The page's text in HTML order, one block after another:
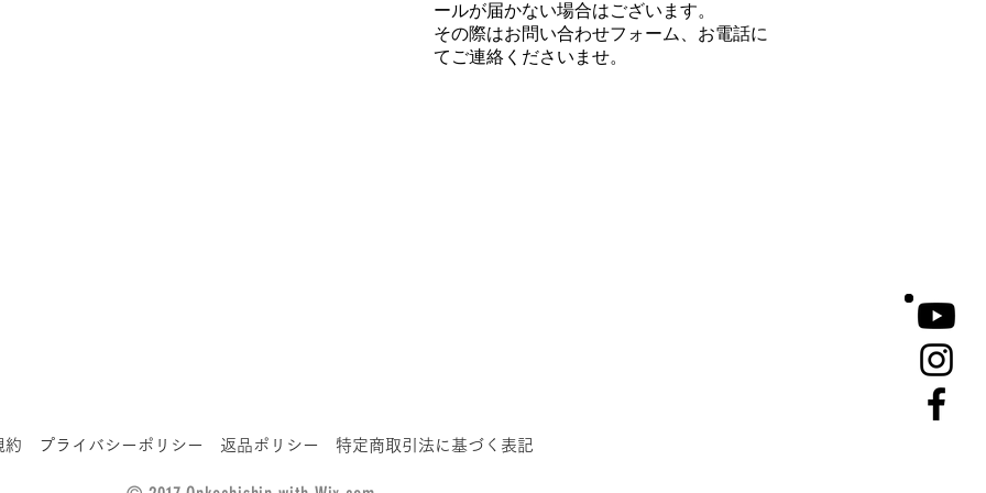
ールが届かない場合はございます。
その際はお問い合わせフォーム、お電話に
てご連絡くださいませ。
約 プライバシーポリシー 返品ポリシー 特定商取引法に基づく表記